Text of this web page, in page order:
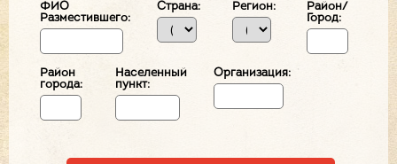
ФИО
Разместившего:
Страна: Регион:
Район/
Город:
Район
города:
Населенный
пункт:
Организация: